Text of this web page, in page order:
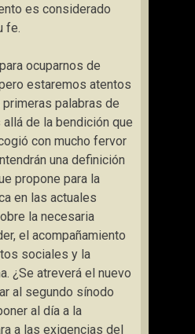
es considerado
fe.
ocuparnos de
estaremos atentos
palabras de
de la bendición que
con mucho fervor
una definición
propone para la
en las actuales
la necesaria
el acompañamiento
sociales y la
¿Se atreverá el nuevo
al segundo sínodo
al día a la
a las exigencias del